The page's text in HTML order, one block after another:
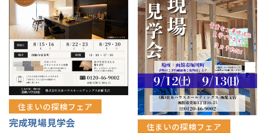
グループ会社紹介
CMギャラリー
採用情報
住まいの探検フェア
完成現場見学会 住まいの探検フェア